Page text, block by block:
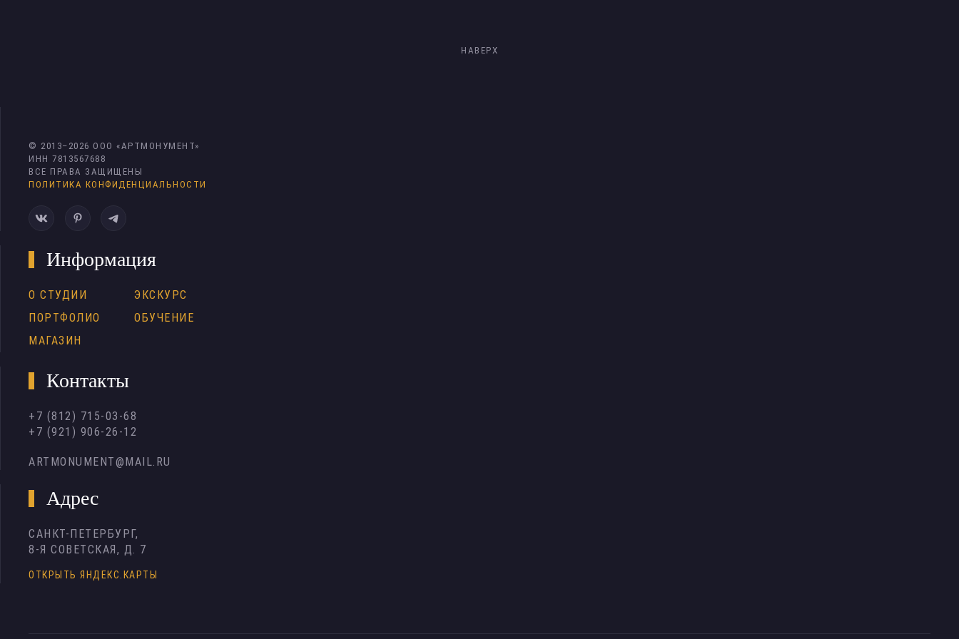
НАВЕРХ
© 2013– 2026 ООО «АРТМОНУМЕНТ»
ИНН 7813567688
ВСЕ ПРАВА ЗАЩИЩЕНЫ
ПОЛИТИКА КОНФИДЕНЦИАЛЬНОСТИ
Информация
О СТУДИИ
ПОРТФОЛИО
МАГАЗИН
ЭКСКУРС
ОБУЧЕНИЕ
Контакты
+7 (812) 715-03-68
+7 (921) 906-26-12
ARTMONUMENT@MAIL.RU
Адрес
САНКТ-ПЕТЕРБУРГ,
8-Я СОВЕТСКАЯ, Д. 7
ОТКРЫТЬ ЯНДЕКС.КАРТЫ